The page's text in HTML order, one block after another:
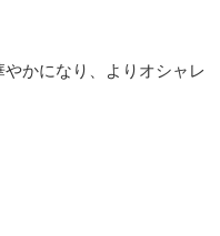
かになり、よりオシャレ